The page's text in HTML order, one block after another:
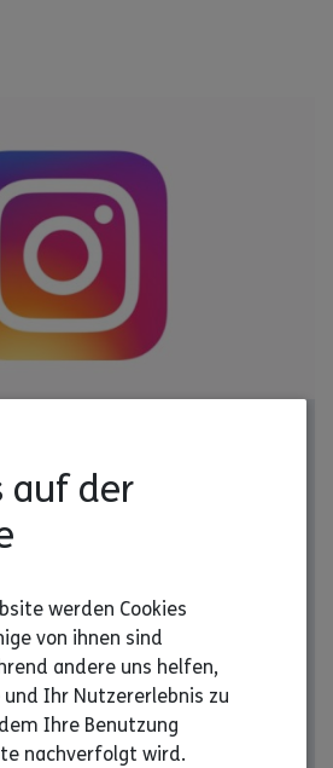
Seite
Einblicke in unsere
auf dem Laufenden mit
Kanal!
>
auf der
werden Cookies
von ihnen sind
andere uns helfen,
Ihr Nutzererlebnis zu
Ihre Benutzung
nachverfolgt wird.